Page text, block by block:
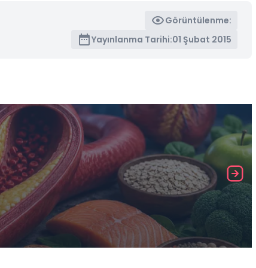
Görüntülenme:
Yayınlanma Tarihi:01 Şubat 2015